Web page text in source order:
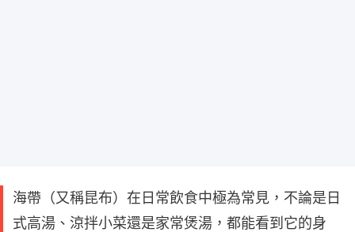
海帶（又稱昆布）在日常飲食中極為常見，不論是日
式高湯、涼拌小菜還是家常煲湯，都能看到它的身